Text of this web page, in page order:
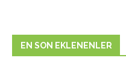
EN SON EKLENENLER